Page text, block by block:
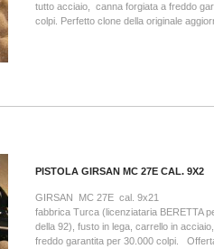
tutto acciaio, canna forgiata a freddo
colpi. Perfetto clone della originale
PISTOLA GIRSAN MC 27E CAL. 9X2
GIRSAN MC 27E cal.
fabbrica Turca (licenziataria BERETTA
della 92), fusto in lega, carrello in
freddo garantita per 30.000 colpi.